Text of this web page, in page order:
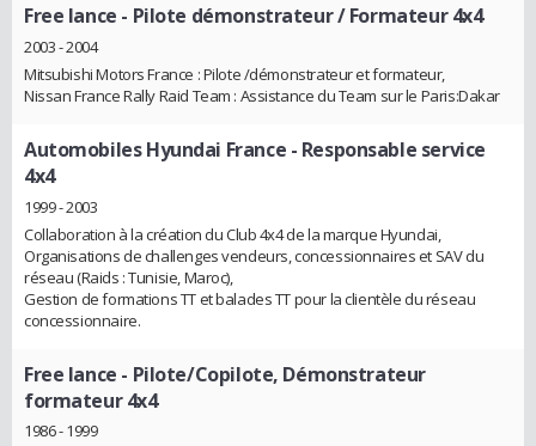
Free lance - Pilote démonstrateur / Formateur 4x4
2003 - 2004
Mitsubishi Motors France : Pilote /démonstrateur et formateur,
Nissan France Rally Raid Team : Assistance du Team sur le Paris:Dakar
Automobiles Hyundai France - Responsable service
4x4
1999 - 2003
Collaboration à la création du Club 4x4 de la marque Hyundai,
Organisations de challenges vendeurs, concessionnaires et SAV du
réseau (Raids : Tunisie, Maroc),
Gestion de formations TT et balades TT pour la clientèle du réseau
concessionnaire.
Free lance - Pilote/Copilote, Démonstrateur
formateur 4x4
1986 - 1999